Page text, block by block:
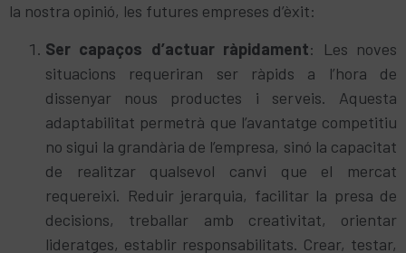
la nostra opinió, les futures empreses d’èxit:
Ser capaços d’actuar ràpidament: Les noves
situacions requeriran ser ràpids a l’hora de
dissenyar nous productes i serveis. Aquesta
adaptabilitat permetrà que l’avantatge competitiu
no sigui la grandària de l’empresa, sinó la capacitat
de realitzar qualsevol canvi que el mercat
requereixi. Reduir jerarquia, facilitar la presa de
decisions, treballar amb creativitat, orientar
lideratges, establir responsabilitats. Crear, testar,